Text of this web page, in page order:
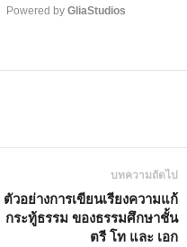
Powered by GliaStudios
บทความถัดไป
ตัวอย่างการเขียนเรียงความแก้
กระทู้ธรรม ของธรรมศึกษาชั้น
ตรี โท และ เอก